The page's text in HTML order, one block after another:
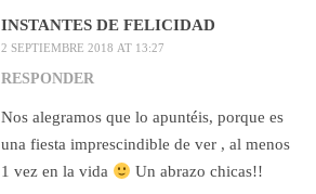
INSTANTES DE FELICIDAD
2 SEPTIEMBRE 2018 AT 13:27
RESPONDER
Nos alegramos que lo apuntéis, porque es
una fiesta imprescindible de ver , al menos
1 vez en la vida
Un abrazo chicas!!